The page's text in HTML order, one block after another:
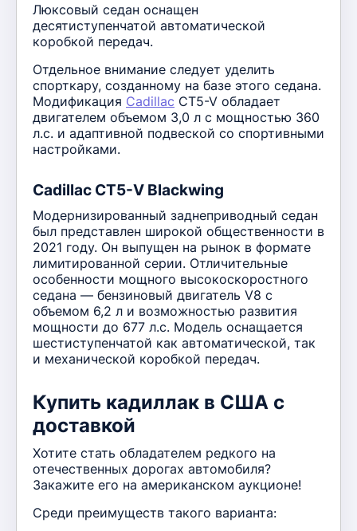
Люксовый седан оснащен
десятиступенчатой автоматической
коробкой передач.
Отдельное внимание следует уделить
спорткару, созданному на базе этого седана.
Модификация Cadillac CT5-V обладает
двигателем объемом 3,0 л с мощностью 360
л.с. и адаптивной подвеской со спортивными
настройками.
Cadillac CT5-V Blackwing
Модернизированный заднеприводный седан
был представлен широкой общественности в
2021 году. Он выпущен на рынок в формате
лимитированной серии. Отличительные
особенности мощного высокоскоростного
седана — бензиновый двигатель V8 с
объемом 6,2 л и возможностью развития
мощности до 677 л.с. Модель оснащается
шестиступенчатой как автоматической, так
и механической коробкой передач.
Купить кадиллак в США с
доставкой
Хотите стать обладателем редкого на
отечественных дорогах автомобиля?
Закажите его на американском аукционе!
Среди преимуществ такого варианта: